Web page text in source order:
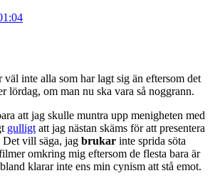
väl inte alla som har lagt sig än eftersom det
lördag, om man nu ska vara så noggrann.
att jag skulle muntra upp menigheten med
gulligt att jag nästan skäms för att presentera
vill säga, jag brukar inte sprida söta
omkring mig eftersom de flesta bara är
klarar inte ens min cynism att stå emot.